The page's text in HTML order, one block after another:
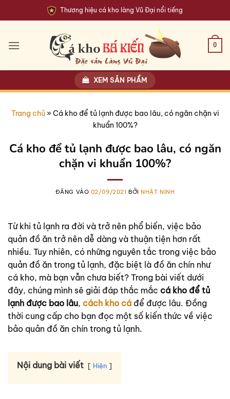
qua
dung
Thương hiệu cá kho làng Vũ Đại nổi tiếng
0
XEM SẢN PHẨM
Trang chủ»Cá kho để tủ lạnh được bao lâu, có ngăn chặn vi
khuẩn 100%?
Cá kho để tủ lạnh được bao lâu, có ngăn
chặn vi khuẩn 100%?
ĐĂNG VÀO 02/09/2021 BỞINHẬT NINH
Từ khi tủ lạnh ra đời và trở nên phổ biến, việc bảo
quản đồ ăn trở nên dễ dàng và thuận tiện hơn rất
nhiều. Tuy nhiên, có những nguyên tắc trong việc bảo
quản đồ ăn trong tủ lạnh, đặc biệt là đồ ăn chín như
cá kho, mà bạn vẫn chưa biết? Trong bài viết dưới
đây, chúng mình sẽ giải đáp thắc mắc cá kho để tủ
lạnh được bao lâu, cách kho cá để được lâu. Đồng
thời cung cấp cho bạn đọc một số kiến thức về việc
bảo quản đồ ăn chín trong tủ lạnh.
Nội dung bài viết Hiện